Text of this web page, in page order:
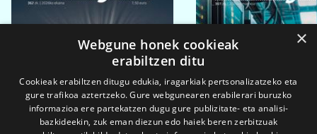
×
Webgune honek cookieak
erabiltzen ditu
Cookieak erabiltzen ditugu edukia, iragarkiak pertsonalizatzeko eta
gure trafikoa aztertzeko. Gure webgunearen erabilerari buruzko
informazioa ere partekatzen dugu gure publizitate- eta analisi-
bazkideekin, zuk eman diezun edo haiek beren zerbitzuak